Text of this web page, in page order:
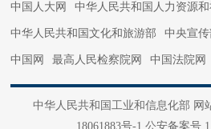
中国人大网 中华人民共和国人力资源
中华人民共和国文化和旅游部 中央宣传
中国网 最高人民检察院网 中国法院网
中国军网 中国日报网 法治网 正义网
中国日报网 央视网 中国文信网 国家
中华人民共和国工业和信息化部 网
18061883号-1 公安备案号